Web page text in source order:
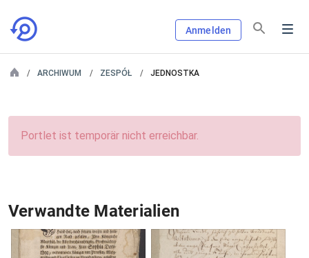
Anmelden
ARCHIWUM ZESPÓŁ JEDNOSTKA
Portlet ist temporär nicht erreichbar.
Verwandte Materialien